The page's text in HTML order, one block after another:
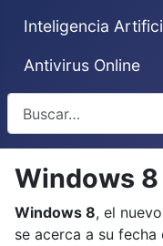
Inteligencia
Antivirus Online
Windows 8
Windows 8, el
se acerca a su